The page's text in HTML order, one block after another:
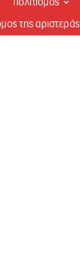
πολιτισμός
της αριστεράς